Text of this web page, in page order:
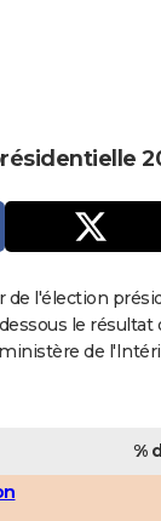
de l'élection
le résultat
de
%